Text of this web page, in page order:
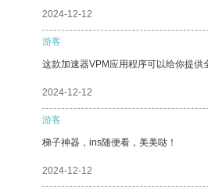
2024-12-12
游客
这款加速器VPM应用程序可以给你提供
2024-12-12
游客
梯子神器，ins随便看，美美哒！
2024-12-12